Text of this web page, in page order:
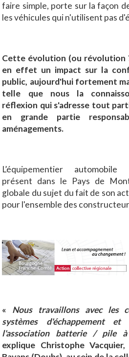
faire simple, porte sur la façon
les véhicules qui n'utilisent pas
Cette évolution (ou révolution
en effet un impact sur la
public, aujourd'hui fortement
telle que nous la
réflexion qui s'adresse tout
en grande partie
aménagements.
L’équipementier
présent dans le Pays de
globale du sujet du fait de son
pour l'ensemble des
« Nous travaillons avec les
systèmes d'échappement
l'association batterie / pile à
explique Christophe